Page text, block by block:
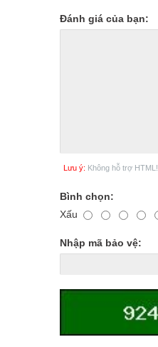
Đánh giá của bạn:
Lưu ý: Không hỗ trợ HTML!
Bình chọn:
Xấu
Nhập mã bảo vệ: